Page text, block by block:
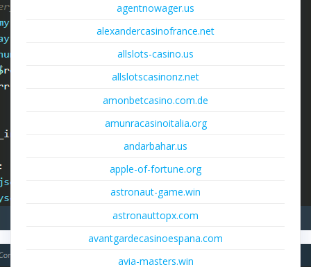
agentnowager.us
alexandercasinofrance.net
allslots-casino.us
allslotscasinonz.net
amonbetcasino.com.de
amunracasinoitalia.org
andarbahar.us
apple-of-fortune.org
astronaut-game.win
astronauttopx.com
avantgardecasinoespana.com
avia-masters.win